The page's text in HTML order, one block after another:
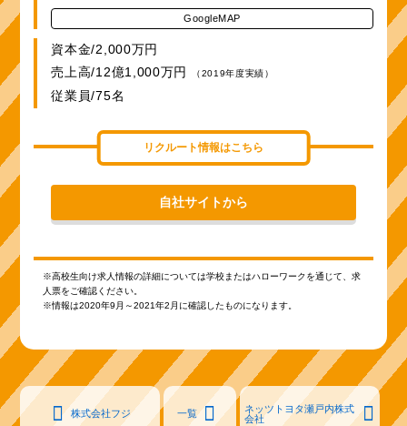
GoogleMAP
資本金/2,000万円
売上高/12億1,000万円
（2019年度実績）
従業員/75名
リクルート情報はこちら
自社サイトから
※高校生向け求人情報の詳細については学校またはハローワークを通じて、求
人票をご確認ください。
※情報は2020年9月～2021年2月に確認したものになります。
株式会社フジ 一覧
ネッツトヨタ瀬戸内株式
会社